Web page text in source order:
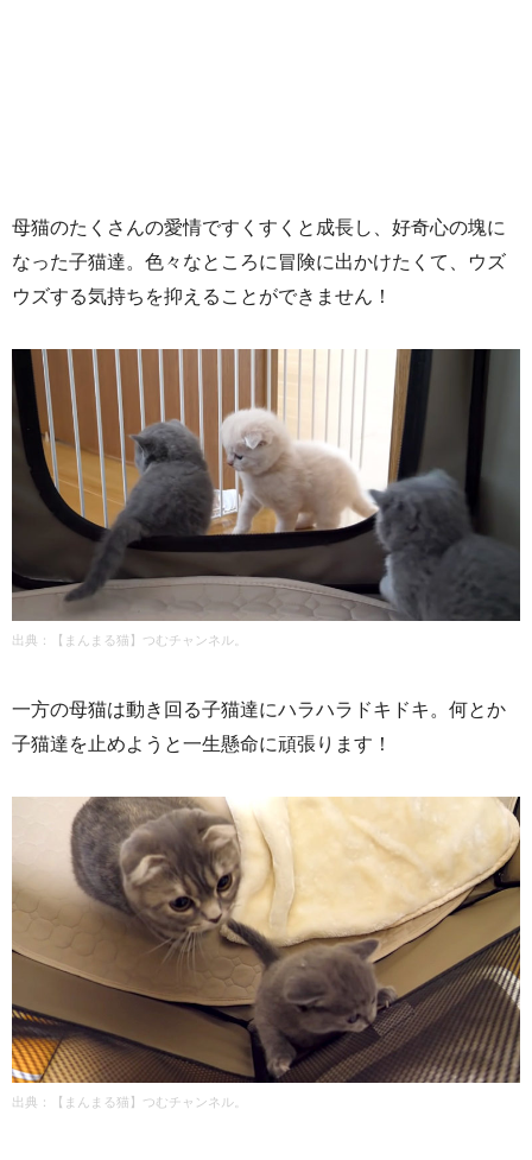
母猫のたくさんの愛情ですくすくと成長し、好奇心の塊に
なった子猫達。色々なところに冒険に出かけたくて、ウズ
ウズする気持ちを抑えることができません！
出典： 【まんまる猫】つむチャンネル。
一方の母猫は動き回る子猫達にハラハラドキドキ。何とか
子猫達を止めようと一生懸命に頑張ります！
出典：【まんまる猫】つむチャンネル。